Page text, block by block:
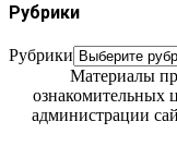
Рубрики
Рубрики
Материалы
ознакомительных
администрации